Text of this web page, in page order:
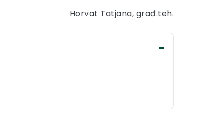
Horvat Tatjana, građ.teh.